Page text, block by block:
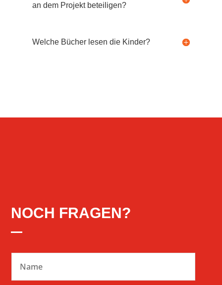
an dem Projekt beteiligen?
Welche Bücher lesen die Kinder?
NOCH FRAGEN?